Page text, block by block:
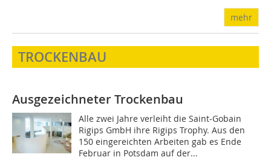
mehr
TROCKENBAU
Ausgezeichneter Trockenbau
Alle zwei Jahre verleiht die Saint-Gobain
Rigips GmbH ihre Rigips Trophy. Aus den
150 eingereichten Arbeiten gab es Ende
Februar in Potsdam auf der...